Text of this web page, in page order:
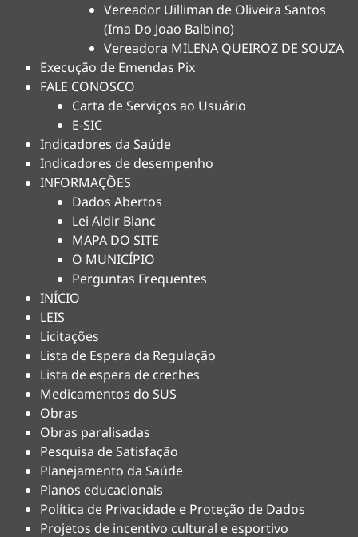
Vereador Uilliman de Oliveira Santos
(Ima Do Joao Balbino)
Vereadora MILENA QUEIROZ DE SOUZA
Execução de Emendas Pix
FALE CONOSCO
Carta de Serviços ao Usuário
E-SIC
Indicadores da Saúde
Indicadores de desempenho
INFORMAÇÕES
Dados Abertos
Lei Aldir Blanc
MAPA DO SITE
O MUNICÍPIO
Perguntas Frequentes
INÍCIO
LEIS
Licitações
Lista de Espera da Regulação
Lista de espera de creches
Medicamentos do SUS
Obras
Obras paralisadas
Pesquisa de Satisfação
Planejamento da Saúde
Planos educacionais
Política de Privacidade e Proteção de Dados
Projetos de incentivo cultural e esportivo